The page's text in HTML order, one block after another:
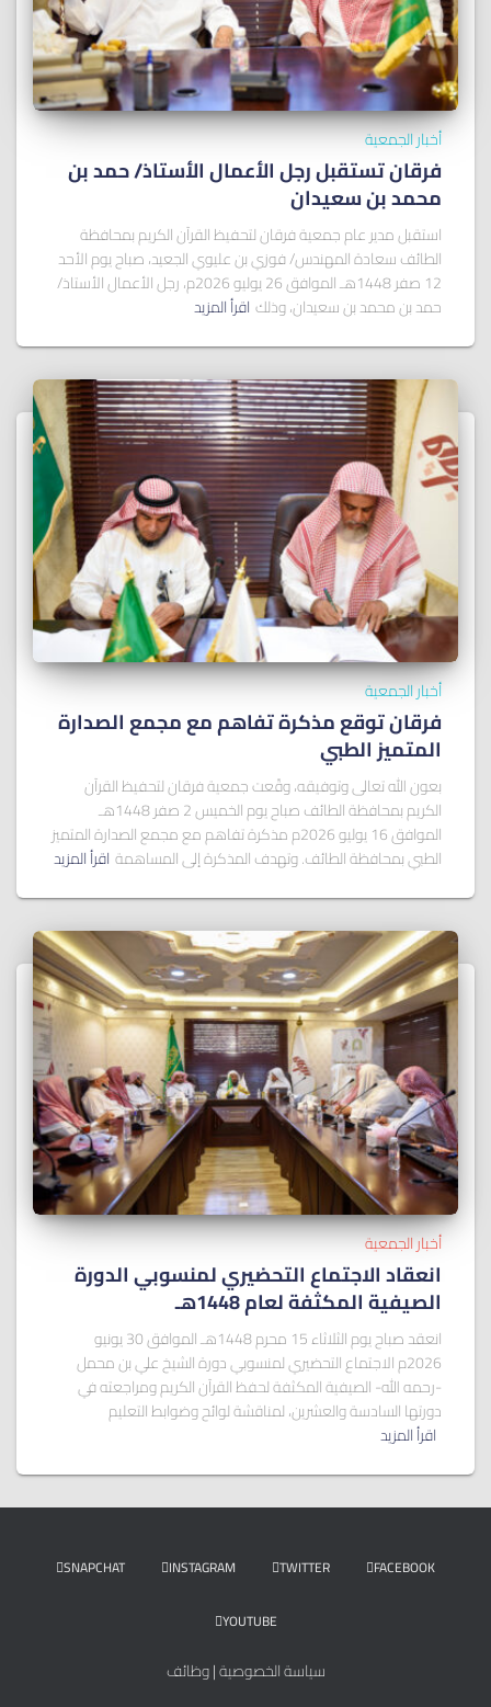
أخبار الجمعية
فرقان تستقبل رجل الأعمال الأستاذ/ ﺣﻤﺪ ﺑﻦ
ﻣﺤﻤﺪ ﺑﻦ ﺳﻌﻴﺪان
استقبل مدير عام جمعية فرقان لتحفيظ القرآن الكريم بمحافظة
الطائف سعادة المهندس/ فوزي بن عليوي الجعيد، صباح يوم الأحد
12 صفر 1448هـ الموافق 26 يوليو 2026م، رجل الأعمال الأستاذ/
حمد بن محمد بن سعيدان، وذلك اقرأ المزيد
أخبار الجمعية
فرقان توقع مذكرة تفاهم مع مجمع الصدارة
المتميز الطبي
بعون الله تعالى وتوفيقه، وقّعت جمعية فرقان لتحفيظ القرآن
الكريم بمحافظة الطائف صباح يوم الخميس 2 صفر 1448هـ
الموافق 16 يوليو 2026م مذكرة تفاهم مع مجمع الصدارة المتميز
الطبي بمحافظة الطائف. وتهدف المذكرة إلى المساهمة اقرأ المزيد
أخبار الجمعية
انعقاد الاجتماع التحضيري لمنسوبي الدورة
الصيفية المكثفة لعام 1448هـ
انعقد صباح يوم الثلاثاء 15 محرم 1448هـ الموافق 30 يونيو
2026م الاجتماع التحضيري لمنسوبي دورة الشيخ علي بن محمل
-رحمه الله- الصيفية المكثفة لحفظ القرآن الكريم ومراجعته في
دورتها السادسة والعشرين، لمناقشة لوائح وضوابط التعليم
اقرأ المزيد
FACEBOOK
TWITTER
INSTAGRAM
SNAPCHAT
YOUTUBE
سياسة الخصوصية|وظائف